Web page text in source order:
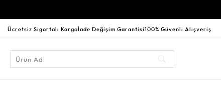
Ücretsiz Sigortalı Kargoİade Değişim Garantisi100% Güvenli Alışveriş